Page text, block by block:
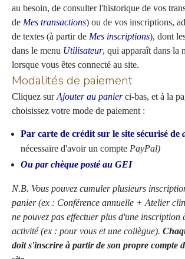
au besoin, de consulter l'historique de vos
de Mes transactions) ou de vos inscriptions,
de textes (à partir de Mes inscriptions), dont
dans le menu Utilisateur, qui apparaît dans la
lorsque vous êtes connecté au site.
Modalités de paiement
Cliquez surAjouter au panierci-bas, et à la
choisissez votre mode de paiement :
Par carte de crédit sur le site sécurisé de
nécessaire d'avoir un compte PayPal)
Ou par chèque posté au GEI
N.B. Vous pouvez cumuler plusieurs
panier (ex : Conférence annuelle + Atelier
ne pouvez pas effectuer plus d'une inscription
activité (ex : pour vous et une collègue).
doit s'inscrire à partir de son propre compte